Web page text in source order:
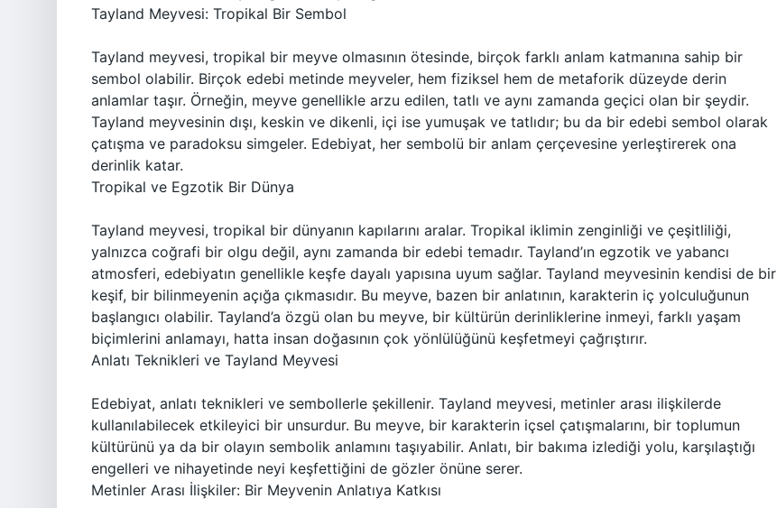
Tayland Meyvesi: Tropikal Bir Sembol
Tayland meyvesi, tropikal bir meyve olmasının ötesinde, birçok farklı anlam katmanına sahip bir
sembol olabilir. Birçok edebi metinde meyveler, hem fiziksel hem de metaforik düzeyde derin
anlamlar taşır. Örneğin, meyve genellikle arzu edilen, tatlı ve aynı zamanda geçici olan bir şeydir.
Tayland meyvesinin dışı, keskin ve dikenli, içi ise yumuşak ve tatlıdır; bu da bir edebi sembol olarak
çatışma ve paradoksu simgeler. Edebiyat, her sembolü bir anlam çerçevesine yerleştirerek ona
derinlik katar.
Tropikal ve Egzotik Bir Dünya
Tayland meyvesi, tropikal bir dünyanın kapılarını aralar. Tropikal iklimin zenginliği ve çeşitliliği,
yalnızca coğrafi bir olgu değil, aynı zamanda bir edebi temadır. Tayland’ın egzotik ve yabancı
atmosferi, edebiyatın genellikle keşfe dayalı yapısına uyum sağlar. Tayland meyvesinin kendisi de bir
keşif, bir bilinmeyenin açığa çıkmasıdır. Bu meyve, bazen bir anlatının, karakterin iç yolculuğunun
başlangıcı olabilir. Tayland’a özgü olan bu meyve, bir kültürün derinliklerine inmeyi, farklı yaşam
biçimlerini anlamayı, hatta insan doğasının çok yönlülüğünü keşfetmeyi çağrıştırır.
Anlatı Teknikleri ve Tayland Meyvesi
Edebiyat, anlatı teknikleri ve sembollerle şekillenir. Tayland meyvesi, metinler arası ilişkilerde
kullanılabilecek etkileyici bir unsurdur. Bu meyve, bir karakterin içsel çatışmalarını, bir toplumun
kültürünü ya da bir olayın sembolik anlamını taşıyabilir. Anlatı, bir bakıma izlediği yolu, karşılaştığı
engelleri ve nihayetinde neyi keşfettiğini de gözler önüne serer.
Metinler Arası İlişkiler: Bir Meyvenin Anlatıya Katkısı